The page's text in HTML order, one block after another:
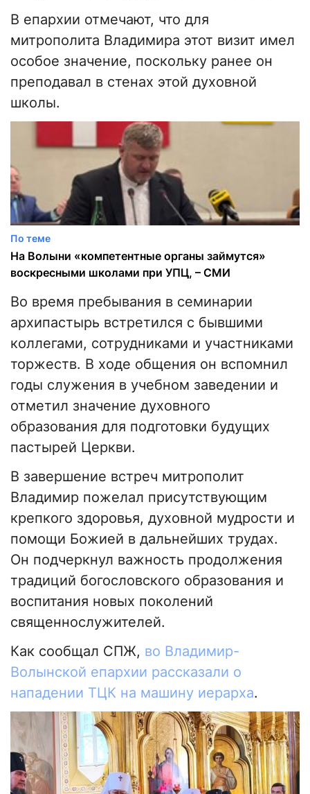
В епархии отмечают, что для
митрополита Владимира этот визит имел
особое значение, поскольку ранее он
преподавал в стенах этой духовной
школы.
По теме
На Волыни «компетентные органы займутся»
воскресными школами при УПЦ, – СМИ
Во время пребывания в семинарии
архипастырь встретился с бывшими
коллегами, сотрудниками и участниками
торжеств. В ходе общения он вспомнил
годы служения в учебном заведении и
отметил значение духовного
образования для подготовки будущих
пастырей Церкви.
В завершение встреч митрополит
Владимир пожелал присутствующим
крепкого здоровья, духовной мудрости и
помощи Божией в дальнейших трудах.
Он подчеркнул важность продолжения
традиций богословского образования и
воспитания новых поколений
священнослужителей.
Как сообщал СПЖ, во Владимир-
Волынской епархии рассказали о
нападении ТЦК на машину иерарха.